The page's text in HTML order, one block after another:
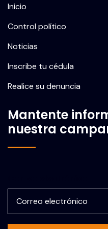
Inicio
Control político
Noticias
Inscribe tu cédula
Realice su denuncia
Mantente
nuestra